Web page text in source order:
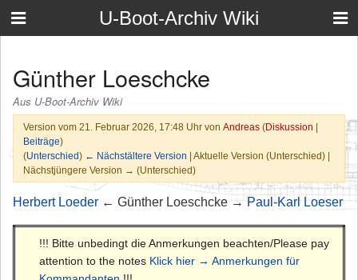
U-Boot-Archiv Wiki
Günther Loeschcke
Aus U-Boot-Archiv Wiki
Version vom 21. Februar 2026, 17:48 Uhr von Andreas (Diskussion |
Beiträge)
(Unterschied) ← Nächstältere Version | Aktuelle Version (Unterschied) |
Nächstjüngere Version → (Unterschied)
Herbert Loeder ← Günther Loeschcke → Paul-Karl Loeser
!!! Bitte unbedingt die Anmerkungen beachten/Please pay
attention to the notes Klick hier → Anmerkungen für